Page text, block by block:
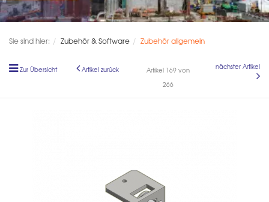
Sie sind hier: Zubehör & Software Zubehör allgemein
Zur Übersicht Artikel zurück
Artikel 169 von
266
nächster Artikel